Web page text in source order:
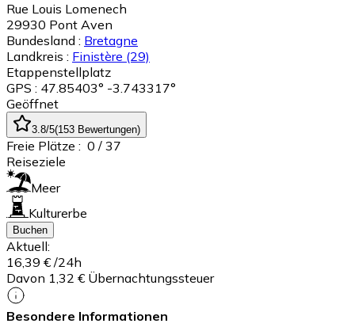
Rue Louis Lomenech
29930 Pont Aven
Bundesland : Bretagne
Landkreis : Finistère (29)
Etappenstellplatz
GPS : 47.85403° -3.743317°
Geöffnet
3.8/5(153 Bewertungen)
Freie Plätze : 0 / 37
Reiseziele
Meer
Kulturerbe
Buchen
Aktuell:
16,39 € /24h
Davon 1,32 € Übernachtungssteuer
Besondere Informationen